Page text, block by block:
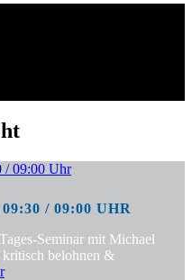
/ 09:00 UHR
Seminar mit Michael
belohnen &